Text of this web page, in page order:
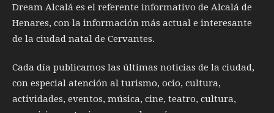
Dream Alcalá es el referente informativo de Alcalá de
Henares, con la información más actual e interesante
de la ciudad natal de Cervantes.
Cada día publicamos las últimas noticias de la ciudad,
con especial atención al turismo, ocio, cultura,
actividades, eventos, música, cine, teatro, cultura,